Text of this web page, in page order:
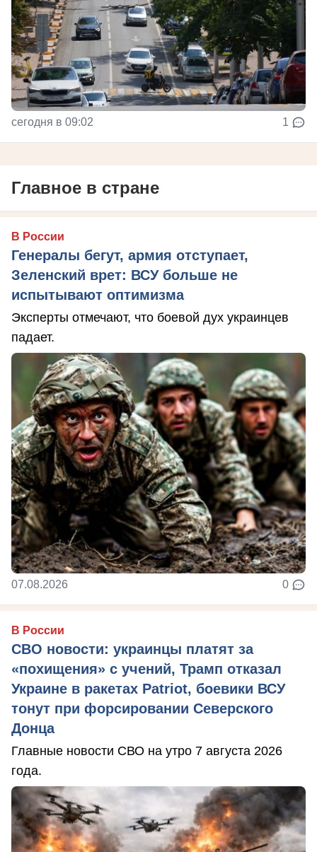
сегодня в 09:02 1
Главное в стране
В России
Генералы бегут, армия отступает,
Зеленский врет: ВСУ больше не
испытывают оптимизма
Эксперты отмечают, что боевой дух украинцев
падает.
07.08.2026 0
В России
СВО новости: украинцы платят за
«похищения» с учений, Трамп отказал
Украине в ракетах Patriot, боевики ВСУ
тонут при форсировании Северского
Донца
Главные новости СВО на утро 7 августа 2026
года.